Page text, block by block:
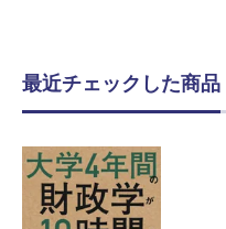
最近チェックした商品